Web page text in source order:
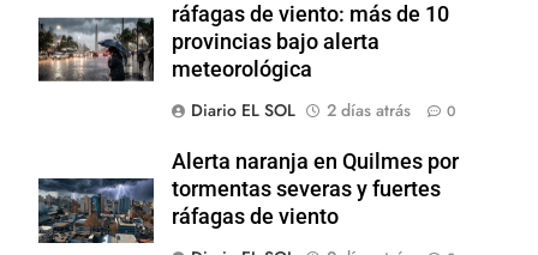
ráfagas de viento: más de 10
provincias bajo alerta
meteorológica
Diario EL SOL
2 días atrás 0
Alerta naranja en Quilmes por
tormentas severas y fuertes
ráfagas de viento